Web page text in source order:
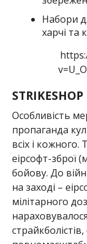
Набори
харчі та
Особливість
пропаганда
всіх і кожного.
еірсофт-зброї
бойову. До
на заході –
мілітарного